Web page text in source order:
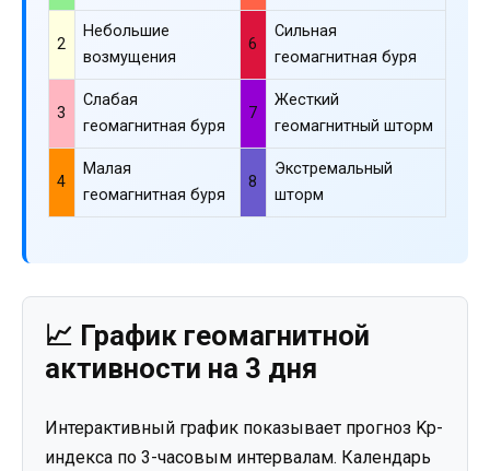
2
Небольшие
возмущения
6
Сильная
геомагнитная буря
3
Слабая
геомагнитная буря
7
Жесткий
геомагнитный шторм
4
Малая
геомагнитная буря
8
Экстремальный
шторм
📈 График геомагнитной
активности на 3 дня
Интерактивный график показывает прогноз Kp-
индекса по 3-часовым интервалам. Календарь